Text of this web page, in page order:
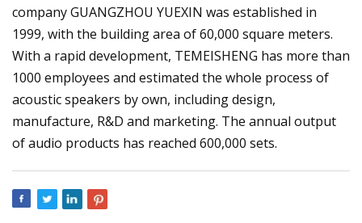
company GUANGZHOU YUEXIN was established in
1999, with the building area of 60,000 square meters.
With a rapid development, TEMEISHENG has more than
1000 employees and estimated the whole process of
acoustic speakers by own, including design,
manufacture, R&D and marketing. The annual output
of audio products has reached 600,000 sets.